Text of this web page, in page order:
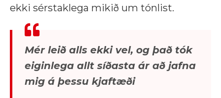
ekki sérstaklega mikið um tónlist.
Mér leið alls ekki vel, og það tók
eiginlega allt síðasta ár að jafna
mig á þessu kjaftæði